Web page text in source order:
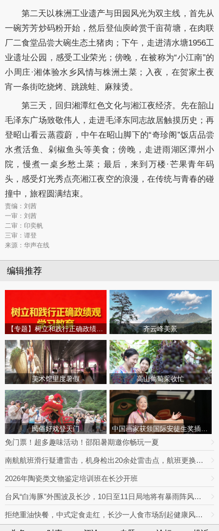
第二天以株洲工业遗产与田园风光为双主线，首先从
一碗芳芳炒码粉开始，然后登仙庾岭赏千亩荷塘，在肉联
厂二食堂品尝大碗生态土猪肉；下午，走进清水塘1956工
业遗址公园，感受工业荣光；傍晚，在被称为“小江南”的
小周庄·湘体验水乡风情与株洲土菜；入夜，在贺家土夜
宵一条街吃烧烤、跳跳蛙、麻辣烫。
第三天，回归湘潭红色文化与湘江夜经济。先在韶山
毛泽东广场致敬伟人，走进毛泽东同志故居触摸历史；再
登昭山看云蒸霞蔚，中午在昭山脚下的“奇珍阁”饭店品尝
水煮活鱼、剁椒鱼头等美食；傍晚，走进雨湖区潭州小
院，慢煮一桌乡愁土菜；最后，来到万楼·芒果青年码
头，感受灯光秀点亮湘江夜空的浪漫，在传统与青春的碰
撞中，旅程圆满结束。
责编：刘茜
一审：刘茜
二审：印奕帆
三审：谭登
来源：华声在线
编辑推荐
齐云峰美景
美术馆里度暑假 高山葡萄采收忙
民俗好戏登天门
免门票！超多趣味活动！邵阳暑期邀你畅玩一夏
南航航班滑行疑遭雷击，机身检出20余处雷击点，航班更换飞机延误出行
2026年陶瓷类文物鉴定培训班在长沙开班
台风“白海豚”外围波及长沙，10日至11日局地将有暴雨阵风，最高达9级
拒绝重油快餐，中式定食走红，长沙一人食市场刮起健康风｜消费新观察